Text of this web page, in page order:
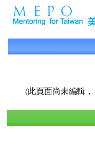
(此頁面尚未編輯，